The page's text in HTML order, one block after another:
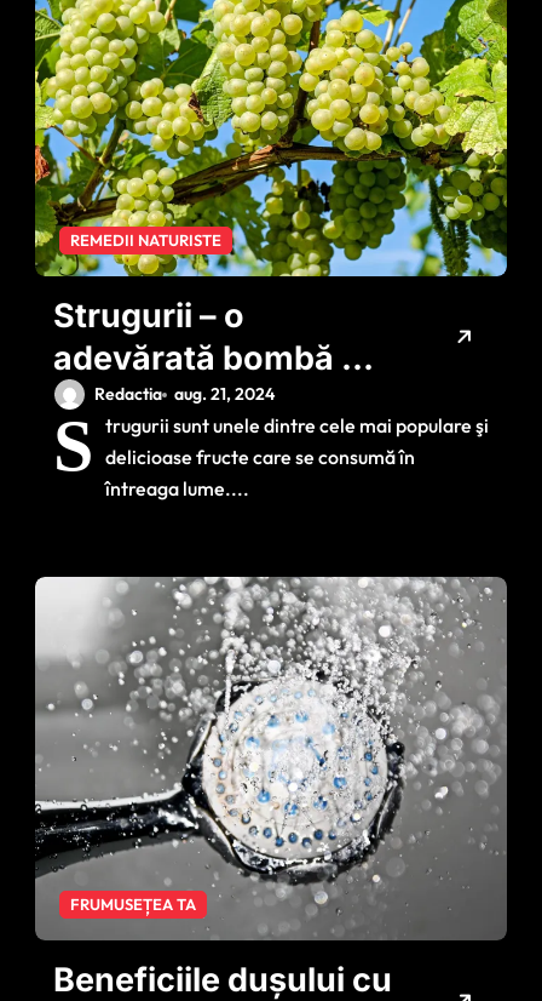
REMEDII NATURISTE
Strugurii – o
adevărată bombă cu
vitamine, minerale şi
antioxidanţi
Redactia aug. 21, 2024
S trugurii sunt unele dintre cele mai populare şi
delicioase fructe care se consumă în
întreaga lume....
FRUMUSEȚEA TA
Beneficiile dușului cu